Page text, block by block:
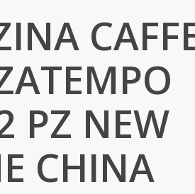
PZ NEW
CHINA